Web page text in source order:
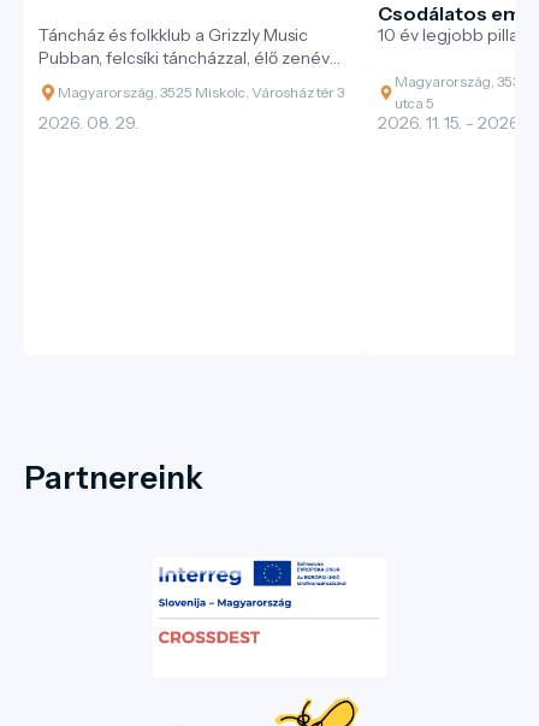
Táncház és folkklub a Grizzly Music
Pubban, felcsíki táncházzal, élő zenével
és változatos magyar néptáncokkal.
Magyarország, 3525 Miskolc, Városház tér 3
2026. 08. 29.
Csodálatos
10 év legjobb
Magyarország, 3530
utca 5
2026. 11. 15. - 2026.
Partnereink